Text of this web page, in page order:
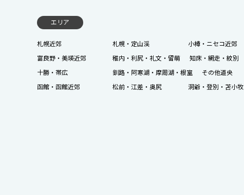
エリア
札幌近郊 札幌・定山渓 小樽・ニセコ近郊
富良野・美瑛近郊
稚内・利尻・礼文・留萌
知床・網走・紋別
十勝・帯広
釧路・阿寒湖・摩周湖・根室
その他道央
函館・函館近郊
松前・江差・奥尻 洞爺・登別・苫小牧